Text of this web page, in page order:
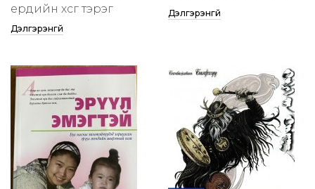
ердийн хөсөг тэрэг
Дэлгэрэнгүй
Дэлгэрэнгүй